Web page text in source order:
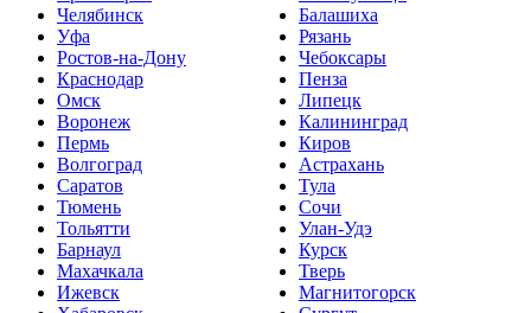
Челябинск
Уфа
Ростов-на-Дону
Краснодар
Омск
Воронеж
Пермь
Волгоград
Саратов
Тюмень
Тольятти
Барнаул
Махачкала
Ижевск
Балашиха
Рязань
Чебоксары
Пенза
Липецк
Калининград
Киров
Астрахань
Тула
Сочи
Улан-Удэ
Курск
Тверь
Магнитогорск